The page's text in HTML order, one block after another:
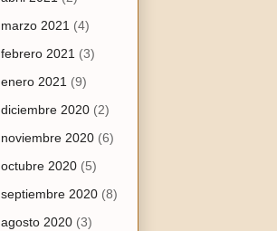
marzo 2021 (4)
febrero 2021 (3)
enero 2021 (9)
diciembre 2020 (2)
noviembre 2020 (6)
octubre 2020 (5)
septiembre 2020 (8)
agosto 2020 (3)